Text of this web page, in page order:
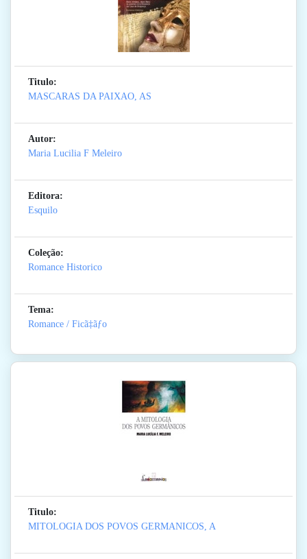
Titulo:
MASCARAS DA PAIXAO, AS
Autor:
Maria Lucilia F Meleiro
Editora:
Esquilo
Coleção:
Romance Historico
Tema:
Romance / Ficã‡ãƒo
Titulo:
MITOLOGIA DOS POVOS GERMANICOS, A